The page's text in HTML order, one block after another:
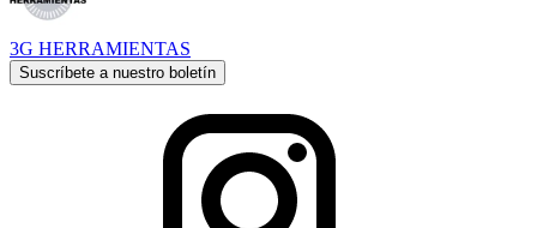
3G HERRAMIENTAS
Suscríbete a nuestro boletín